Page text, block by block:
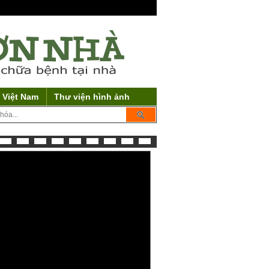
Nam Thư viện hình ảnh